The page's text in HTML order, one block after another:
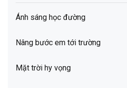
Ánh sáng học đường
Nâng bước em tới trường
Mặt trời hy vọng